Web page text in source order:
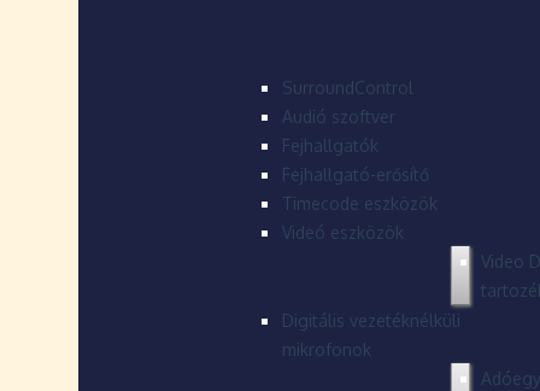
SurroundControl
Audió szoftver
Fejhallgatók
Fejhallgató-erősítő
Timecode eszközök
Videó eszközök
Video
Digitális vezetéknélküli
mikrofonok